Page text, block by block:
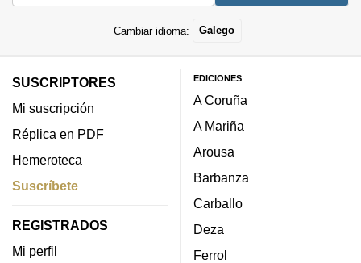
Cambiar idioma: Galego
SUSCRIPTORES
Mi suscripción
Réplica en PDF
Hemeroteca
Suscríbete
REGISTRADOS
Mi perfil
EDICIONES
A Coruña
A Mariña
Arousa
Barbanza
Carballo
Deza
Ferrol